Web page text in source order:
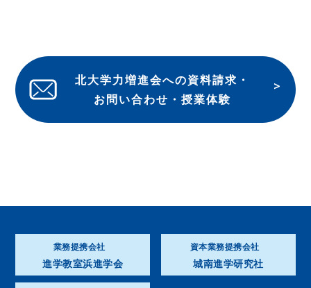
北大学力増進会への資料請求・
お問い合わせ・授業体験
業務提携会社
進学教室浜進学会
資本業務提携会社
城南進学研究社